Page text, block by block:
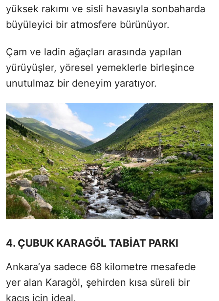
yüksek rakımı ve sisli havasıyla sonbaharda
büyüleyici bir atmosfere bürünüyor.
Çam ve ladin ağaçları arasında yapılan
yürüyüşler, yöresel yemeklerle birleşince
unutulmaz bir deneyim yaratıyor.
4. ÇUBUK KARAGÖL TABİAT PARKI
Ankara’ya sadece 68 kilometre mesafede
yer alan Karagöl, şehirden kısa süreli bir
kaçış için ideal.